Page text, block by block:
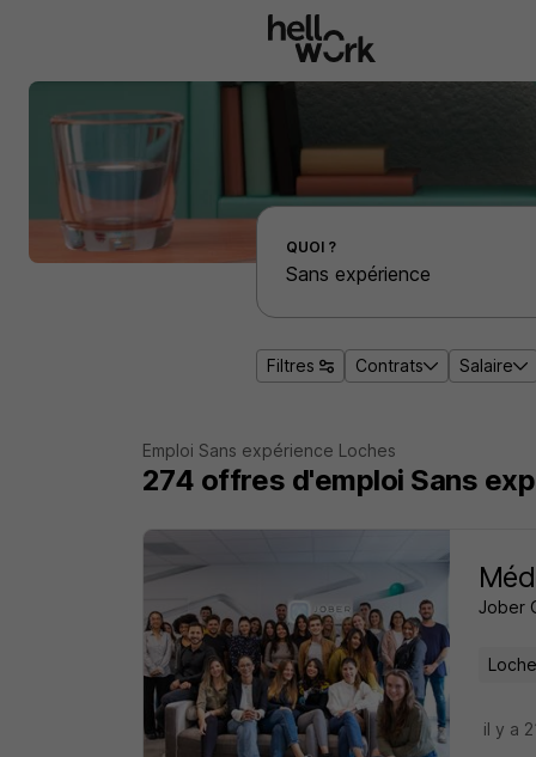
Effectuer une recherche d'emploi par localité
QUOI ?
Filtres Contrats Salaire
Emploi Sans expérience Loches
274 offres d'emploi Sans
Jober
il y a